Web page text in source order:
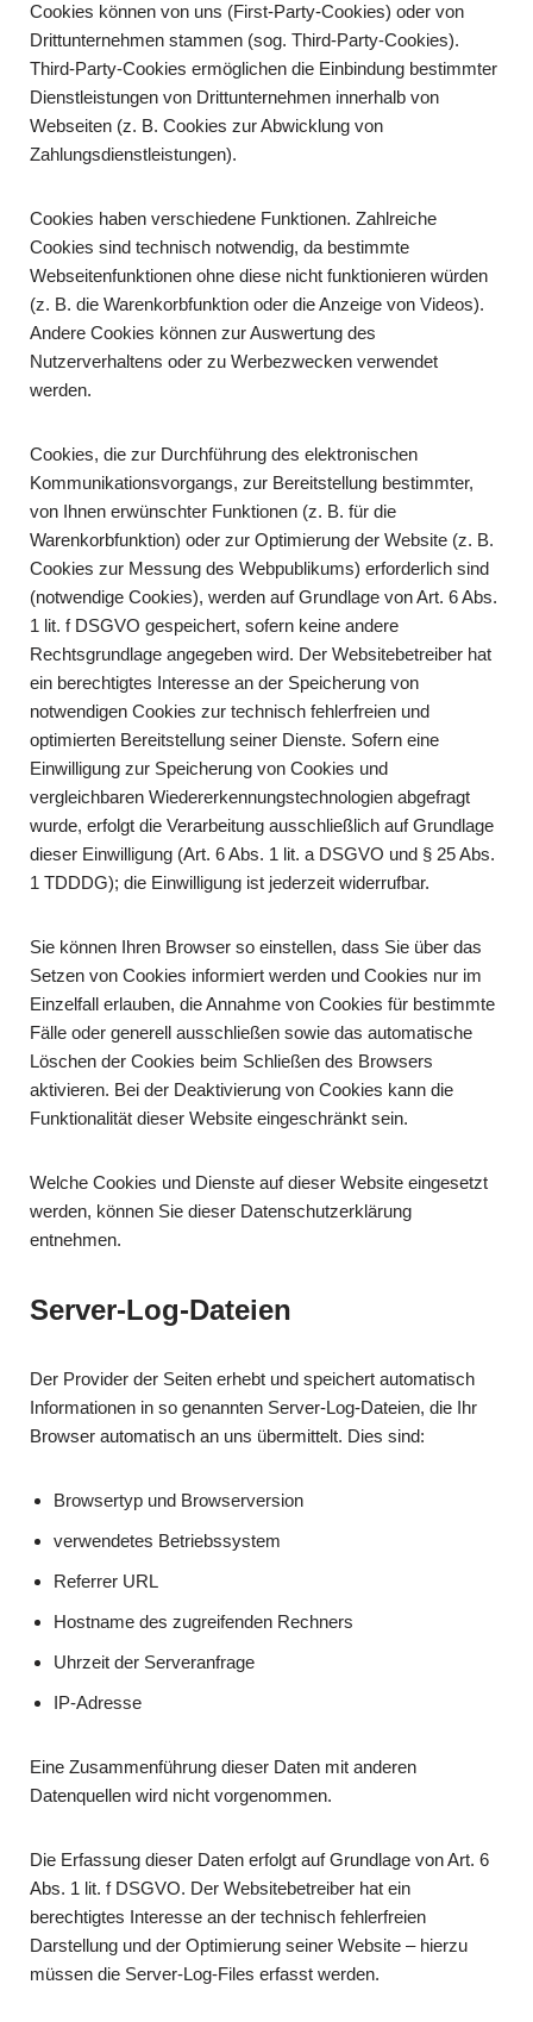
Cookies können von uns (First-Party-Cookies) oder von
Drittunternehmen stammen (sog. Third-Party-Cookies).
Third-Party-Cookies ermöglichen die Einbindung bestimmter
Dienstleistungen von Drittunternehmen innerhalb von
Webseiten (z. B. Cookies zur Abwicklung von
Zahlungsdienstleistungen).
Cookies haben verschiedene Funktionen. Zahlreiche
Cookies sind technisch notwendig, da bestimmte
Webseitenfunktionen ohne diese nicht funktionieren würden
(z. B. die Warenkorbfunktion oder die Anzeige von Videos).
Andere Cookies können zur Auswertung des
Nutzerverhaltens oder zu Werbezwecken verwendet
werden.
Cookies, die zur Durchführung des elektronischen
Kommunikationsvorgangs, zur Bereitstellung bestimmter,
von Ihnen erwünschter Funktionen (z. B. für die
Warenkorbfunktion) oder zur Optimierung der Website (z. B.
Cookies zur Messung des Webpublikums) erforderlich sind
(notwendige Cookies), werden auf Grundlage von Art. 6 Abs.
1 lit. f DSGVO gespeichert, sofern keine andere
Rechtsgrundlage angegeben wird. Der Websitebetreiber hat
ein berechtigtes Interesse an der Speicherung von
notwendigen Cookies zur technisch fehlerfreien und
optimierten Bereitstellung seiner Dienste. Sofern eine
Einwilligung zur Speicherung von Cookies und
vergleichbaren Wiedererkennungstechnologien abgefragt
wurde, erfolgt die Verarbeitung ausschließlich auf Grundlage
dieser Einwilligung (Art. 6 Abs. 1 lit. a DSGVO und § 25 Abs.
1 TDDDG); die Einwilligung ist jederzeit widerrufbar.
Sie können Ihren Browser so einstellen, dass Sie über das
Setzen von Cookies informiert werden und Cookies nur im
Einzelfall erlauben, die Annahme von Cookies für bestimmte
Fälle oder generell ausschließen sowie das automatische
Löschen der Cookies beim Schließen des Browsers
aktivieren. Bei der Deaktivierung von Cookies kann die
Funktionalität dieser Website eingeschränkt sein.
Welche Cookies und Dienste auf dieser Website eingesetzt
werden, können Sie dieser Datenschutzerklärung
entnehmen.
Server-Log-Dateien
Der Provider der Seiten erhebt und speichert automatisch
Informationen in so genannten Server-Log-Dateien, die Ihr
Browser automatisch an uns übermittelt. Dies sind:
Browsertyp und Browserversion
verwendetes Betriebssystem
Referrer URL
Hostname des zugreifenden Rechners
Uhrzeit der Serveranfrage
IP-Adresse
Eine Zusammenführung dieser Daten mit anderen
Datenquellen wird nicht vorgenommen.
Die Erfassung dieser Daten erfolgt auf Grundlage von Art. 6
Abs. 1 lit. f DSGVO. Der Websitebetreiber hat ein
berechtigtes Interesse an der technisch fehlerfreien
Darstellung und der Optimierung seiner Website – hierzu
müssen die Server-Log-Files erfasst werden.